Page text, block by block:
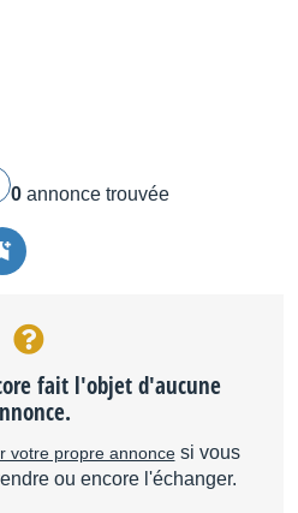
0 annonce trouvée
fait l'objet d'aucune
votre propre annoncesi vous
ou encore l'échanger.